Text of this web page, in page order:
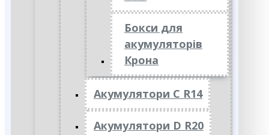
Бокси для
акумуляторів
Крона
Акумулятори C R14
Акумулятори D R20